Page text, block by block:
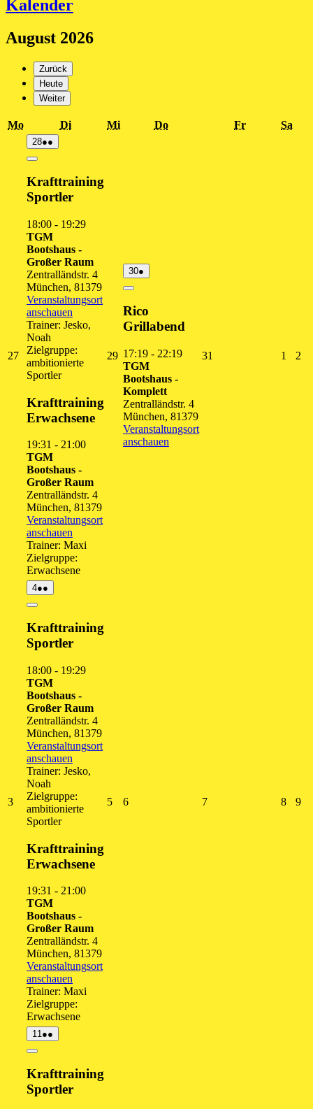
Kalender
August 2026
Zurück
Heute
Weiter
MoMontag DiDienstagMiMittwoch
DoDonnerstag FrFreitag Sa
2727.
Juli
2026
2828.
Juli
●●
Veranstaltungen)
Close
Krafttraining
Sportler
18:00 - 19:29
TGM
Bootshaus -
Großer Raum
Zentralländstr. 4
München, 81379
Veranstaltungsort
anschauen
Trainer: Jesko,
Noah
Zielgruppe:
ambitionierte
Sportler
Krafttraining
Erwachsene
19:31 - 21:00
TGM
Bootshaus -
Großer Raum
Zentralländstr. 4
München, 81379
Veranstaltungsort
anschauen
Trainer: Maxi
Zielgruppe:
Erwachsene
2929.
Juli
2026
3030.
Juli
●
Veranstaltung)
Close
Rico
Grillabend
17:19 - 22:19
TGM
Bootshaus -
Komplett
Zentralländstr. 4
München, 81379
Veranstaltungsort
anschauen
31 1 2
33.
August
2026
44.
August
2026
●●
Veranstaltungen)
Close
Krafttraining
Sportler
18:00 - 19:29
TGM
Bootshaus -
Großer Raum
Zentralländstr. 4
München, 81379
Veranstaltungsort
anschauen
Trainer: Jesko,
Noah
Zielgruppe:
ambitionierte
Sportler
Krafttraining
Erwachsene
19:31 - 21:00
TGM
Bootshaus -
Großer Raum
Zentralländstr. 4
München, 81379
Veranstaltungsort
anschauen
Trainer: Maxi
Zielgruppe:
Erwachsene
55.
66.
77.
88.
99.
11 11.
August
●●
Veranstaltungen)
Close
Krafttraining
Sportler